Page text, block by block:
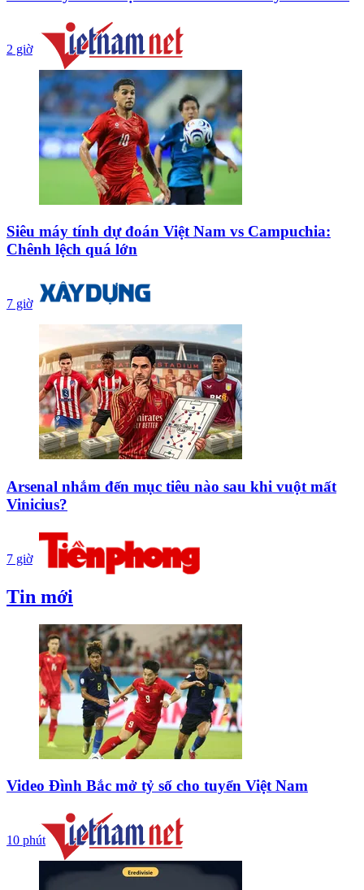
2 giờ
Siêu máy tính dự đoán Việt Nam vs Campuchia:
Chênh lệch quá lớn
7 giờ
Arsenal nhắm đến mục tiêu nào sau khi vuột mất
Vinicius?
7 giờ
Tin mới
Video Đình Bắc mở tỷ số cho tuyển Việt Nam
10 phút